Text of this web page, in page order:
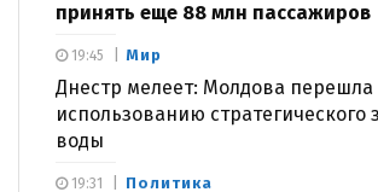
принять еще 88 млн пассажиров
Мир
Днестр мелеет: Молдова перешла
использованию стратегического
воды
19:45
Политика
19:31